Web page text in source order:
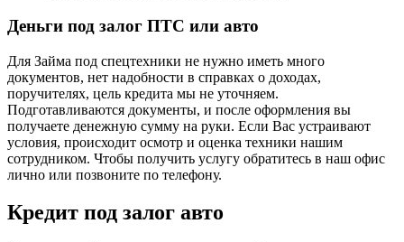
Деньги под залог ПТС или авто
Для Займа под спецтехники не нужно иметь много
документов, нет надобности в справках о доходах,
поручителях, цель кредита мы не уточняем.
Подготавливаются документы, и после оформления вы
получаете денежную сумму на руки. Если Вас устраивают
условия, происходит осмотр и оценка техники нашим
сотрудником. Чтобы получить услугу обратитесь в наш офис
лично или позвоните по телефону.
Кредит под залог авто